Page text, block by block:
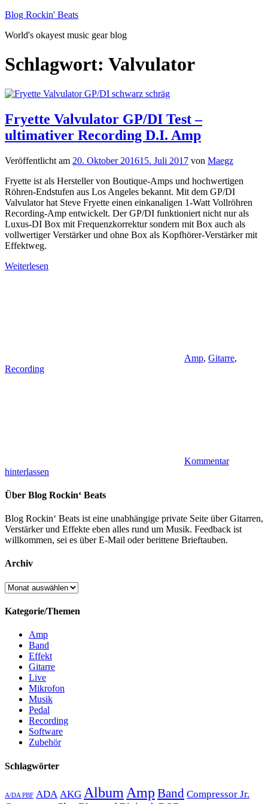
Zum
springen
Blog Rockin' Beats
World's okayest music gear blog
Schlagwort: Valvulator
Fryette Valvulator GP/DI Test –
ultimativer Recording D.I. Amp
Veröffentlicht am 20. Oktober 201615. Juli 2017 von Maegz
Fryette ist als Hersteller von Boutique-Amps und hochwertigen
Röhren-Endstufen aus Los Angeles bekannt. Mit dem GP/DI
Valvulator hat Steve Fryette einen einkanaligen 1-Watt Vollröhren
Recording-Amp entwickelt. Der GP/DI funktioniert nicht nur als
Luxus-DI Box mit Frequenzkorrektur sondern mit Box auch als
vollwertiger Verstärker und ohne Box als Kopfhörer-Verstärker mit
Effektweg.
Weiterlesen
Amp, Gitarre,
Recording
Kommentar
hinterlassen
Über Blog Rockin‘ Beats
Blog Rockin‘ Beats ist eine unabhängige private Seite über Gitarren,
Verstärker und Effekte eben alles rund um Musik. Feedback ist
willkommen, sei es über E-Mail oder berittene Brieftauben.
Archiv
Archiv
Kategorie/Themen
Amp
Band
Effekt
Gitarre
Live
Mikrofon
Musik
Pedal
Recording
Software
Zubehör
Schlagwörter
A/DA PBF ADA AKG Album Amp Band Compressor Jr.